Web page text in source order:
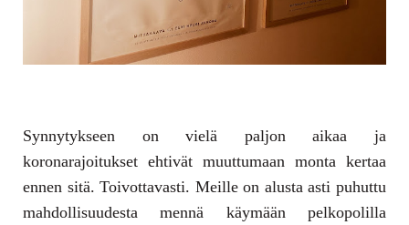
Synnytykseen on vielä paljon aikaa ja
koronarajoitukset ehtivät muuttumaan monta kertaa
ennen sitä. Toivottavasti. Meille on alusta asti puhuttu
mahdollisuudesta mennä käymään pelkopolilla